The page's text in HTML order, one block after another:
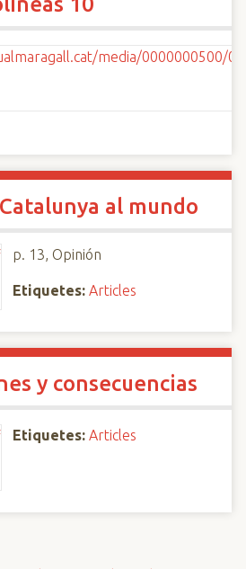
al mundo
p. 13, Opinión
Etiquetes: Articles
y consecuencias
Etiquetes: Articles